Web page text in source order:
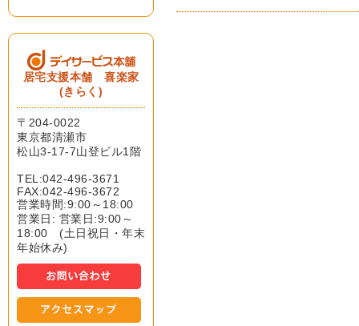
居宅支援本舗 喜楽家
(きらく)
〒204-0022
東京都清瀬市
松山3-17-7山登ビル1階
TEL:042-496-3671
FAX:042-496-3672
営業時間:9:00～18:00
営業日: 営業日:9:00～
18:00 (土日祝日・年末
年始休み)